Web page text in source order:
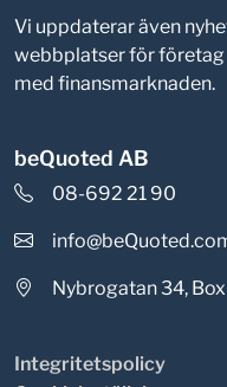
Vi uppdaterar även
webbplatser för
med finansmarknaden.
beQuoted AB
08-692 21 90
Nybrogatan 34,
Integritetspolicy